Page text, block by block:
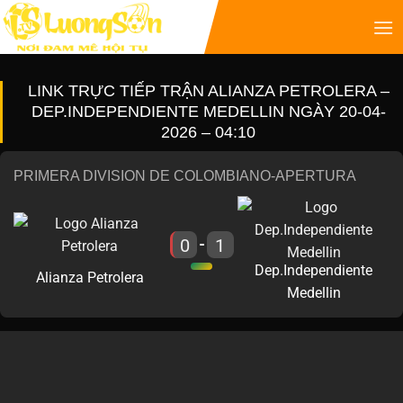
LINK TRỰC TIẾP TRẬN ALIANZA PETROLERA –
DEP.INDEPENDIENTE MEDELLIN NGÀY 20-04-
2026 – 04:10
PRIMERA DIVISION DE COLOMBIANO-APERTURA
Alianza Petrolera
0 - 1
Dep.Independiente
Medellin